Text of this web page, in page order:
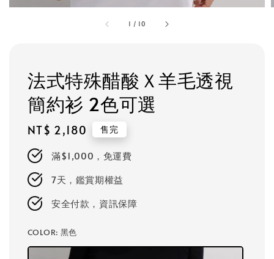
1 / 10
法式特殊醋酸Ｘ羊毛透視
簡約衫 2色可選
Regular
price
NT$ 2,180 售完
滿$1,000，免運費
7天，鑑賞期權益
安全付款，資訊保障
COLOR: 黑色